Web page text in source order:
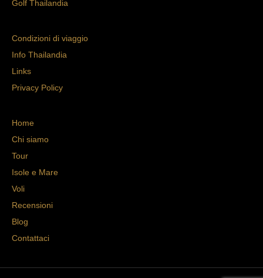
Golf Thailandia
Condizioni di viaggio
Info Thailandia
Links
Privacy Policy
Home
Chi siamo
Tour
Isole e Mare
Voli
Recensioni
Blog
Contattaci